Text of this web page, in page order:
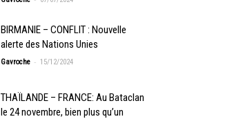
BIRMANIE – CONFLIT : Nouvelle
alerte des Nations Unies
Gavroche - 15/12/2024
THAÏLANDE – FRANCE: Au Bataclan
le 24 novembre, bien plus qu’un